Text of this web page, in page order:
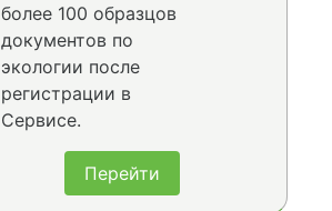
более 100 образцов
документов по
экологии после
регистрации в
Сервисе.
Перейти